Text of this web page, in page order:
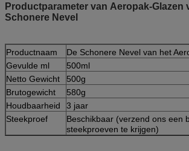
Productparameter van Aeropak-Glazen
Schonere Nevel
Productnaam
De Schonere Nevel van het
Gevulde ml
500ml
Netto Gewicht
500g
Brutogewicht
580g
Houdbaarheid
3 jaar
Steekproef
Beschikbaar (verzend ons een
steekproeven te krijgen)